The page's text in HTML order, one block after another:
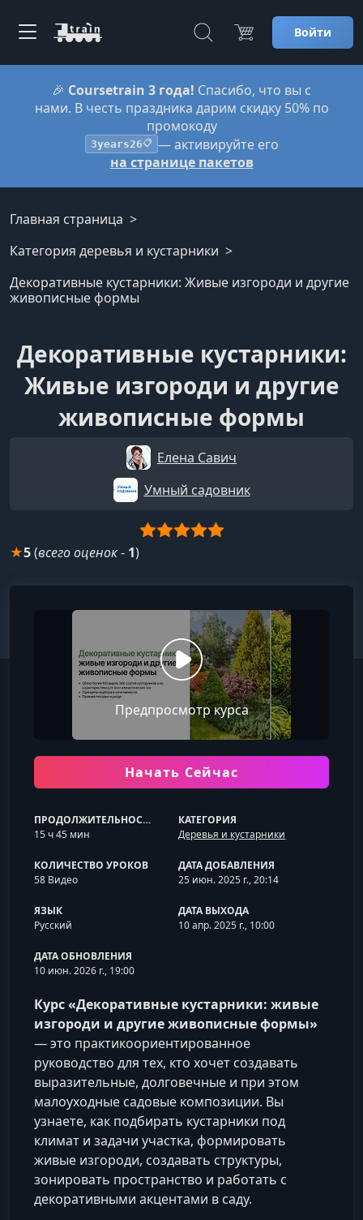
Войти
🎉 Coursetrain 3 года! Спасибо, что вы с
нами. В честь праздника дарим скидку 50% по
промокоду
3years26📋 — активируйте его
на странице пакетов
Главная страница
Категория деревья и кустарники
Декоративные кустарники: Живые изгороди и другие
живописные формы
Декоративные кустарники:
Живые изгороди и другие
живописные формы
Елена Савич
Умный садовник
★5(всего оценок- 1)
Предпросмотр курса
Начать Сейчас
ПРОДОЛЖИТЕЛЬНОСТЬ
15 ч 45 мин
КАТЕГОРИЯ
Деревья и кустарники
КОЛИЧЕСТВО УРОКОВ
58 Видео
ДАТА ДОБАВЛЕНИЯ
25 июн. 2025 г., 20:14
ЯЗЫК
Русский
ДАТА ВЫХОДА
10 апр. 2025 г., 10:00
ДАТА ОБНОВЛЕНИЯ
10 июн. 2026 г., 19:00
Курс «Декоративные кустарники: живые
изгороди и другие живописные формы»
— это практикоориентированное
руководство для тех, кто хочет создавать
выразительные, долговечные и при этом
малоуходные садовые композиции. Вы
узнаете, как подбирать кустарники под
климат и задачи участка, формировать
живые изгороди, создавать структуры,
зонировать пространство и работать с
декоративными акцентами в саду.